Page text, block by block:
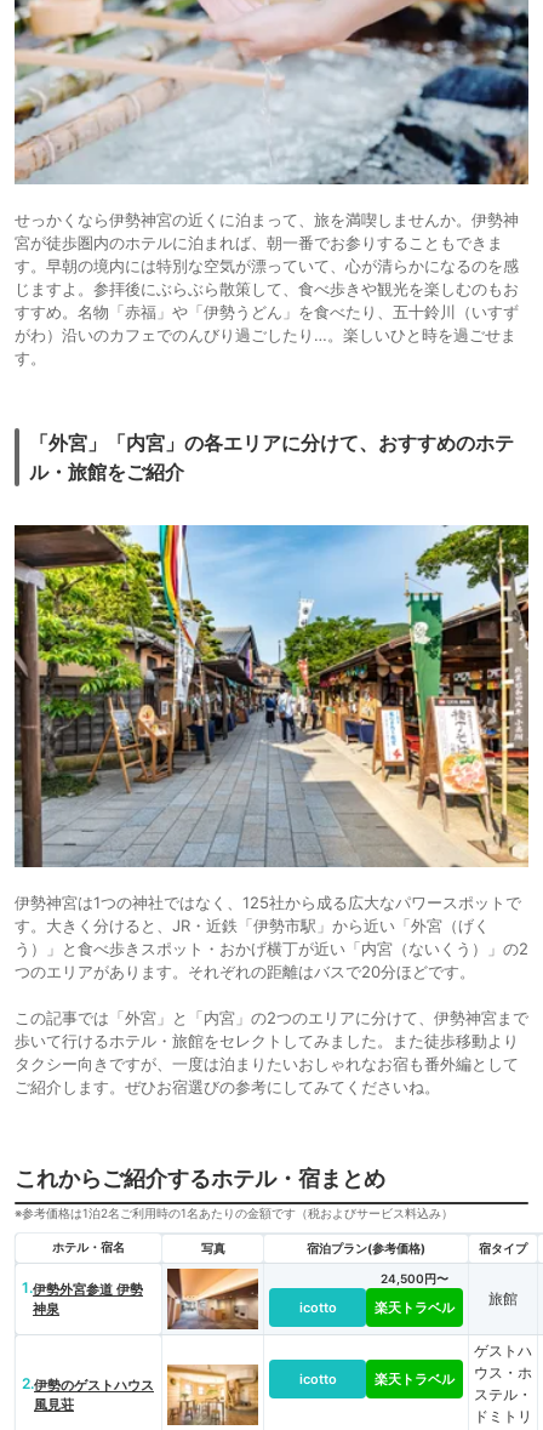
せっかくなら伊勢神宮の近くに泊まって、旅を満喫しませんか。伊勢神
宮が徒歩圏内のホテルに泊まれば、朝一番でお参りすることもできま
す。早朝の境内には特別な空気が漂っていて、心が清らかになるのを感
じますよ。参拝後にぶらぶら散策して、食べ歩きや観光を楽しむのもお
すすめ。名物「赤福」や「伊勢うどん」を食べたり、五十鈴川（いすず
がわ）沿いのカフェでのんびり過ごしたり…。楽しいひと時を過ごせま
す。
「外宮」「内宮」の各エリアに分けて、おすすめのホテ
ル・旅館をご紹介
伊勢神宮は1つの神社ではなく、125社から成る広大なパワースポットで
す。大きく分けると、JR・近鉄「伊勢市駅」から近い「外宮（げく
う）」と食べ歩きスポット・おかげ横丁が近い「内宮（ないくう）」の2
つのエリアがあります。それぞれの距離はバスで20分ほどです。
この記事では「外宮」と「内宮」の2つのエリアに分けて、伊勢神宮まで
歩いて行けるホテル・旅館をセレクトしてみました。また徒歩移動より
タクシー向きですが、一度は泊まりたいおしゃれなお宿も番外編として
ご紹介します。ぜひお宿選びの参考にしてみてくださいね。
これからご紹介するホテル・宿まとめ
※参考価格は1泊2名ご利用時の1名あたりの金額です（税およびサービス料込み）
ホテル・宿名 写真 宿泊プラン(参考価格) 宿タイプ
1.伊勢外宮参道 伊勢
神泉
icotto
24,500円〜
楽天トラベル 旅館
2.伊勢のゲストハウス
風見荘
icotto 楽天トラベル
ゲストハ
ウス・ホ
ステル・
ドミトリ